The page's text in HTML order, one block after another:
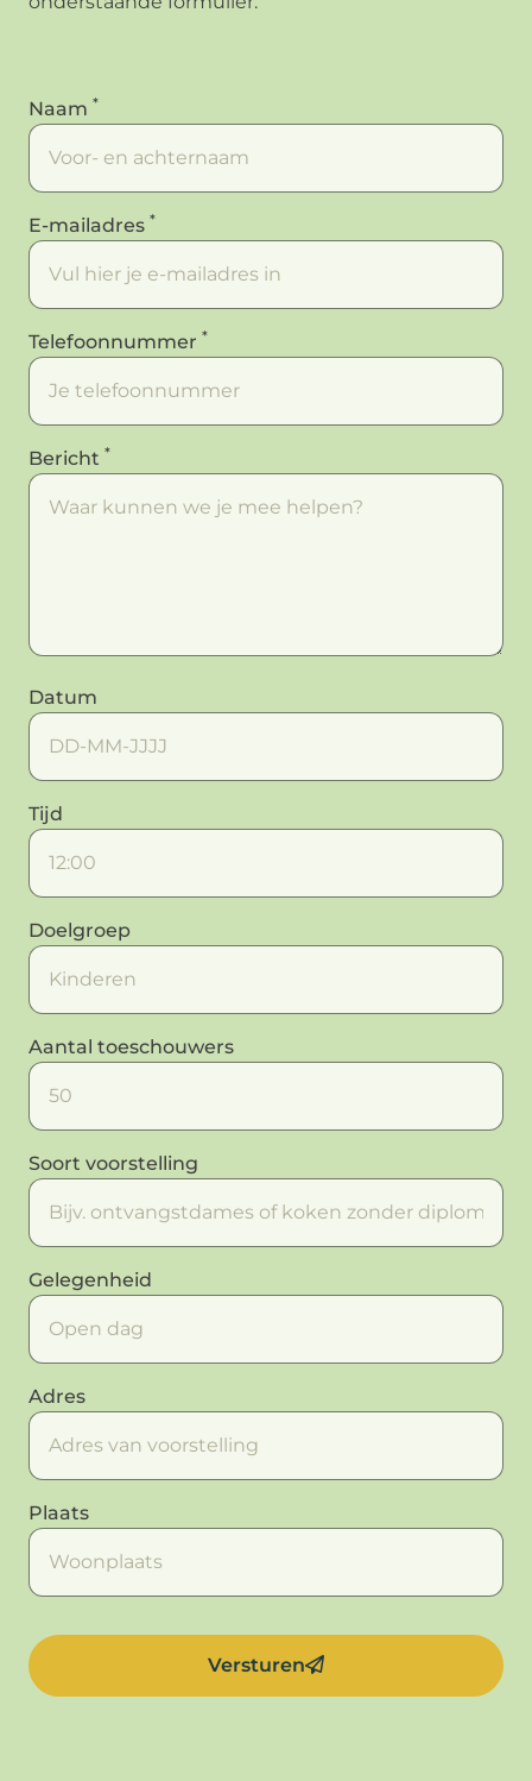
Naam *
E-mailadres *
Telefoonnummer *
Bericht *
Datum
Tijd
Doelgroep
Aantal toeschouwers
Soort voorstelling
Gelegenheid
Adres
Plaats
Versturen